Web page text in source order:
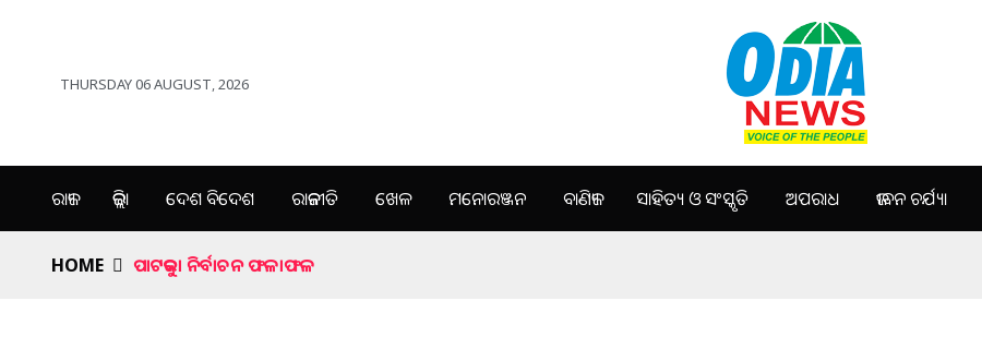
THURSDAY 06 AUGUST, 2026
ରାଜ୍ୟ ଜିଲ୍ଲା ଦେଶ ବିଦେଶ ରାଜନୀତି ଖେଳ ମନୋରଞ୍ଜନ ବାଣିଜ୍ୟ ସାହିତ୍ୟ ଓ ସଂସ୍କୃତି ଅପରାଧ ଜୀବନ ଚର୍ଯ୍ୟା
HOME ପାଟକୁରା ନିର୍ବାଚନ ଫଳାଫଳ